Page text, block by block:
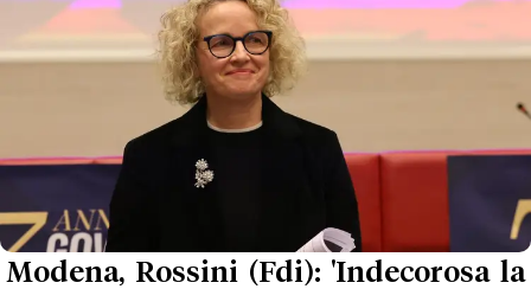
Modena, Rossini (Fdi): 'Indecorosa la